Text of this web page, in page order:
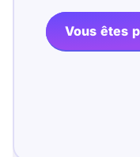
Vous êtes